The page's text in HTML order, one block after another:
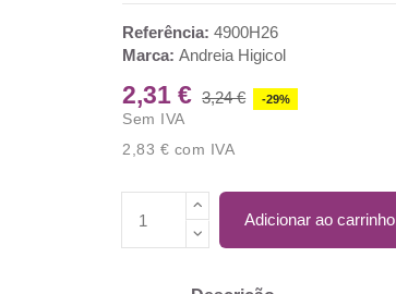
Referência: 4900H26
Marca: Andreia Higicol
2,31 € 3,24 € -29%
Sem IVA
2,83 € com IVA
Adicionar ao carrinho